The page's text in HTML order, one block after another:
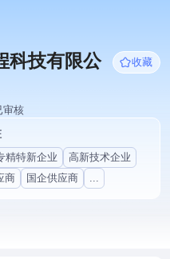
科技有限公
收藏
审核
精特新企业
高新技术企业
商 国企供应商 ...